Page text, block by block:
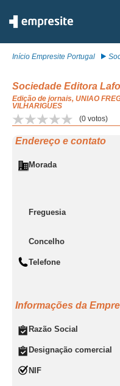
Início Empresite Portugal
Sociedade Editora
Edição de jornais, UNIAO
VILHARIGUES
(0 votos)
Endereço e contato
Morada
Freguesia
Concelho
Telefone
Informações da
Razão Social
Designação comercial
NIF